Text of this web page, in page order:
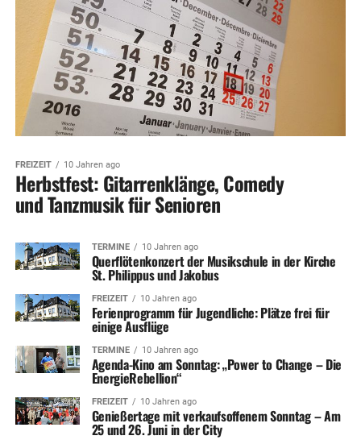
FREIZEIT 10 Jahren ago
Herbstfest: Gitarrenklänge, Comedy
und Tanzmusik für Senioren
TERMINE 10 Jahren ago
Querflötenkonzert der Musikschule in der Kirche
St. Philippus und Jakobus
FREIZEIT 10 Jahren ago
Ferienprogramm für Jugendliche: Plätze frei für
einige Ausflüge
TERMINE 10 Jahren ago
Agenda-Kino am Sonntag: „Power to Change – Die
EnergieRebellion“
FREIZEIT 10 Jahren ago
Genießertage mit verkaufsoffenem Sonntag – Am
25 und 26. Juni in der City